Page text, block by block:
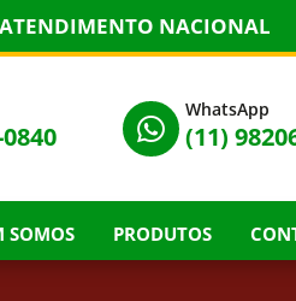
NACIONAL

WhatsApp
(11)
SOMOS PRODUTOS